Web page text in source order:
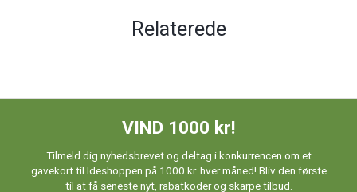
Relaterede
VIND 1000 kr!
Tilmeld dig nyhedsbrevet og deltag i konkurrencen om et
gavekort til Ideshoppen på 1000 kr. hver måned! Bliv den første
til at få seneste nyt, rabatkoder og skarpe tilbud.